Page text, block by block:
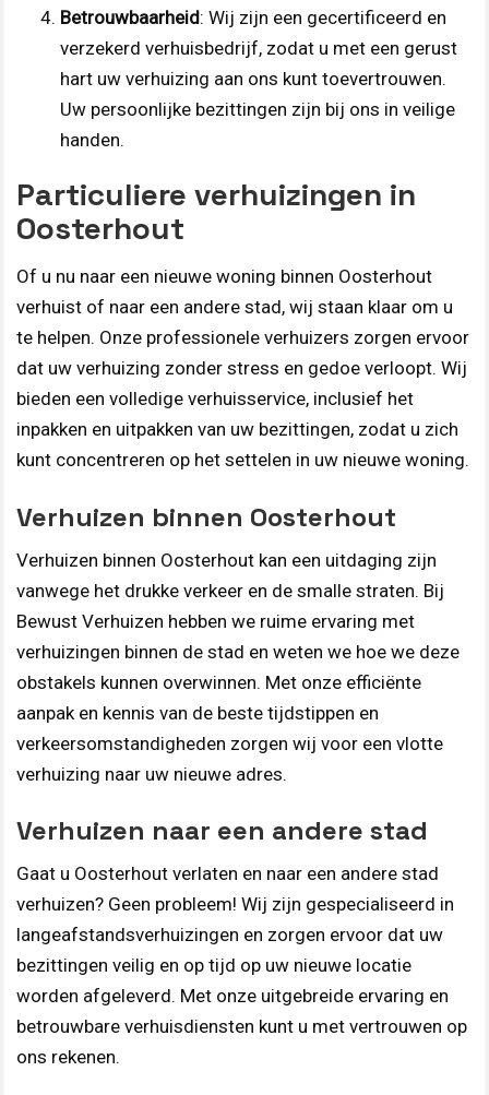
Betrouwbaarheid: Wij zijn een gecertificeerd en
verzekerd verhuisbedrijf, zodat u met een gerust
hart uw verhuizing aan ons kunt toevertrouwen.
Uw persoonlijke bezittingen zijn bij ons in veilige
handen.
Particuliere verhuizingen in
Oosterhout
Of u nu naar een nieuwe woning binnen Oosterhout
verhuist of naar een andere stad, wij staan klaar om u
te helpen. Onze professionele verhuizers zorgen ervoor
dat uw verhuizing zonder stress en gedoe verloopt. Wij
bieden een volledige verhuisservice, inclusief het
inpakken en uitpakken van uw bezittingen, zodat u zich
kunt concentreren op het settelen in uw nieuwe woning.
Verhuizen binnen Oosterhout
Verhuizen binnen Oosterhout kan een uitdaging zijn
vanwege het drukke verkeer en de smalle straten. Bij
Bewust Verhuizen hebben we ruime ervaring met
verhuizingen binnen de stad en weten we hoe we deze
obstakels kunnen overwinnen. Met onze efficiënte
aanpak en kennis van de beste tijdstippen en
verkeersomstandigheden zorgen wij voor een vlotte
verhuizing naar uw nieuwe adres.
Verhuizen naar een andere stad
Gaat u Oosterhout verlaten en naar een andere stad
verhuizen? Geen probleem! Wij zijn gespecialiseerd in
langeafstandsverhuizingen en zorgen ervoor dat uw
bezittingen veilig en op tijd op uw nieuwe locatie
worden afgeleverd. Met onze uitgebreide ervaring en
betrouwbare verhuisdiensten kunt u met vertrouwen op
ons rekenen.